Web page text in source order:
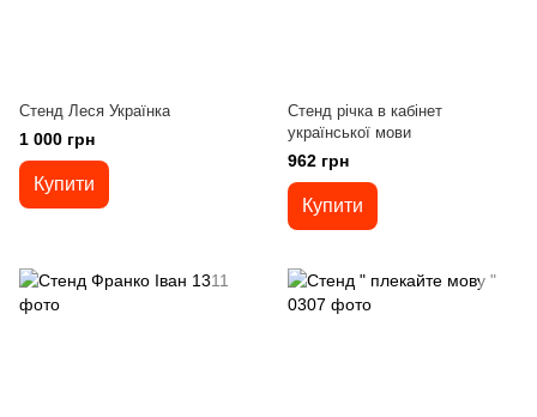
Стенд Леся Українка
1 000 грн
Купити
Стенд річка в кабінет
української мови
962 грн
Купити